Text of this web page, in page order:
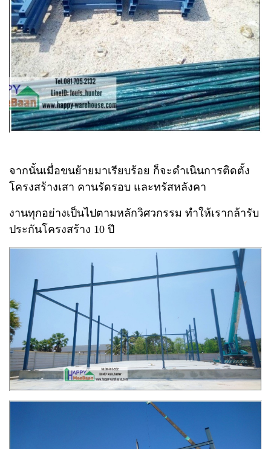
จากนั้นเมื่อขนย้ายมาเรียบร้อย ก็จะดำเนินการติดตั้ง
โครงสร้างเสา คานรัดรอบ และทรัสหลังคา
งานทุกอย่างเป็นไปตามหลักวิศวกรรม ทำให้เรากล้ารับ
ประกันโครงสร้าง 10 ปี